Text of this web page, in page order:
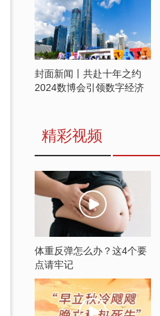
封面新闻丨共赴十年之约
2024数博会引领数字经济
精彩视频
体重反弹怎么办？这4个要
点请牢记